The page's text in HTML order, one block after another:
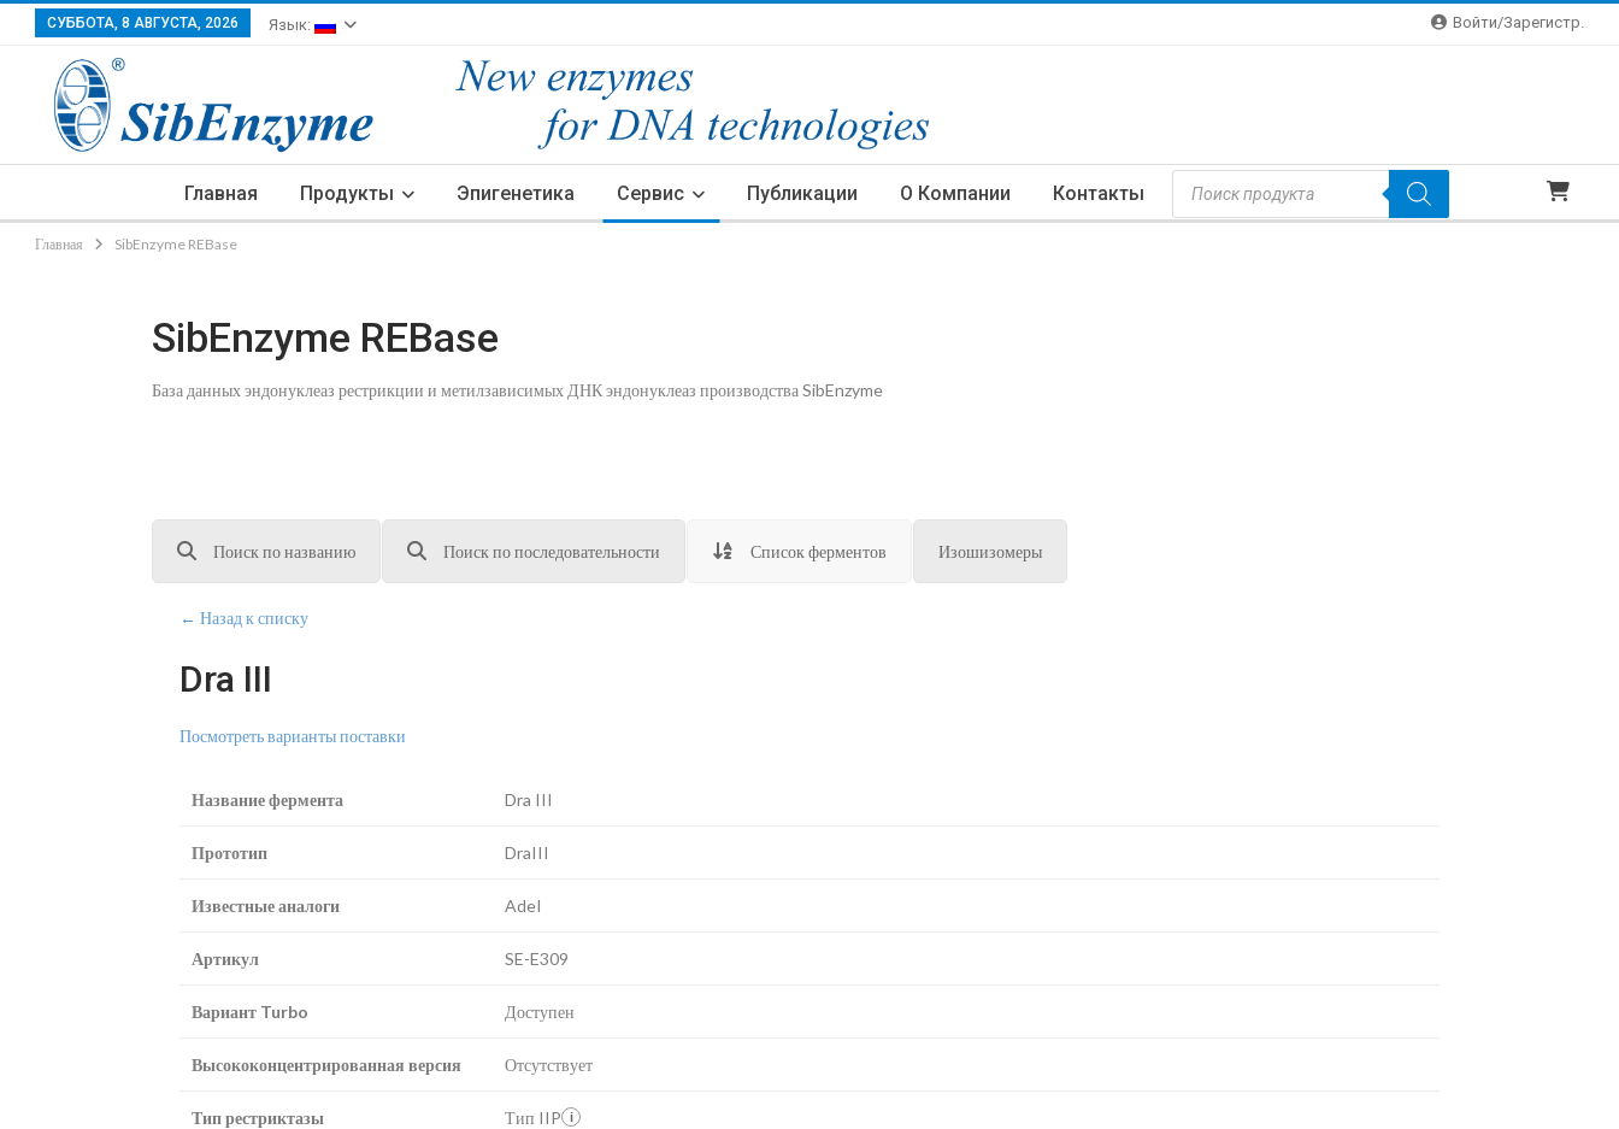
Войти/зарегистр.
СУББОТА, 8 АВГУСТА, 2026 Язык:
Главная Продукты Эпигенетика Сервис Публикации О Компании Контакты
Поиск
Товаров
Главная SibEnzyme REBase
SibEnzyme REBase
База данных эндонуклеаз рестрикции и метилзависимых ДНК эндонуклеаз производства SibEnzyme
Поиск по названию Поиск по последовательности Список ферментов Изошизомеры
← Назад к списку
Dra III
Посмотреть варианты поставки
Название фермента Dra III
Прототип DraIII
Известные аналоги AdeI
Артикул SE-E309
Вариант Turbo Доступен
Высококонцентрированная версия Отсутствует
Тип рестриктазы Тип IIP i